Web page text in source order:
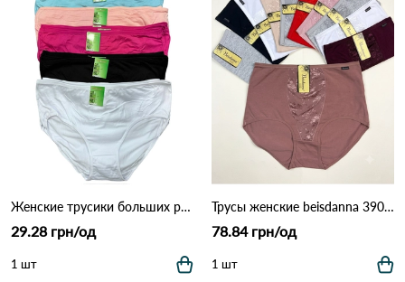
Женские трусики больших размеров MAD01 (4XL–7XL) 7F Различные цвета
29.28 грн/од
1 шт
Трусы женские beisdanna 3900 10д Разные цвета
78.84 грн/од
1 шт